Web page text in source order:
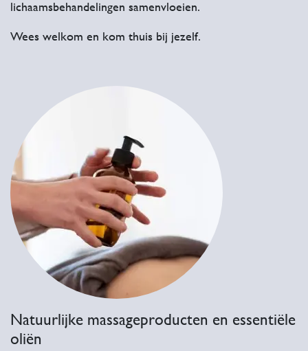
lichaamsbehandelingen samenvloeien.
Wees welkom en kom thuis bij jezelf.
Natuurlijke massageproducten en essentiële
oliën